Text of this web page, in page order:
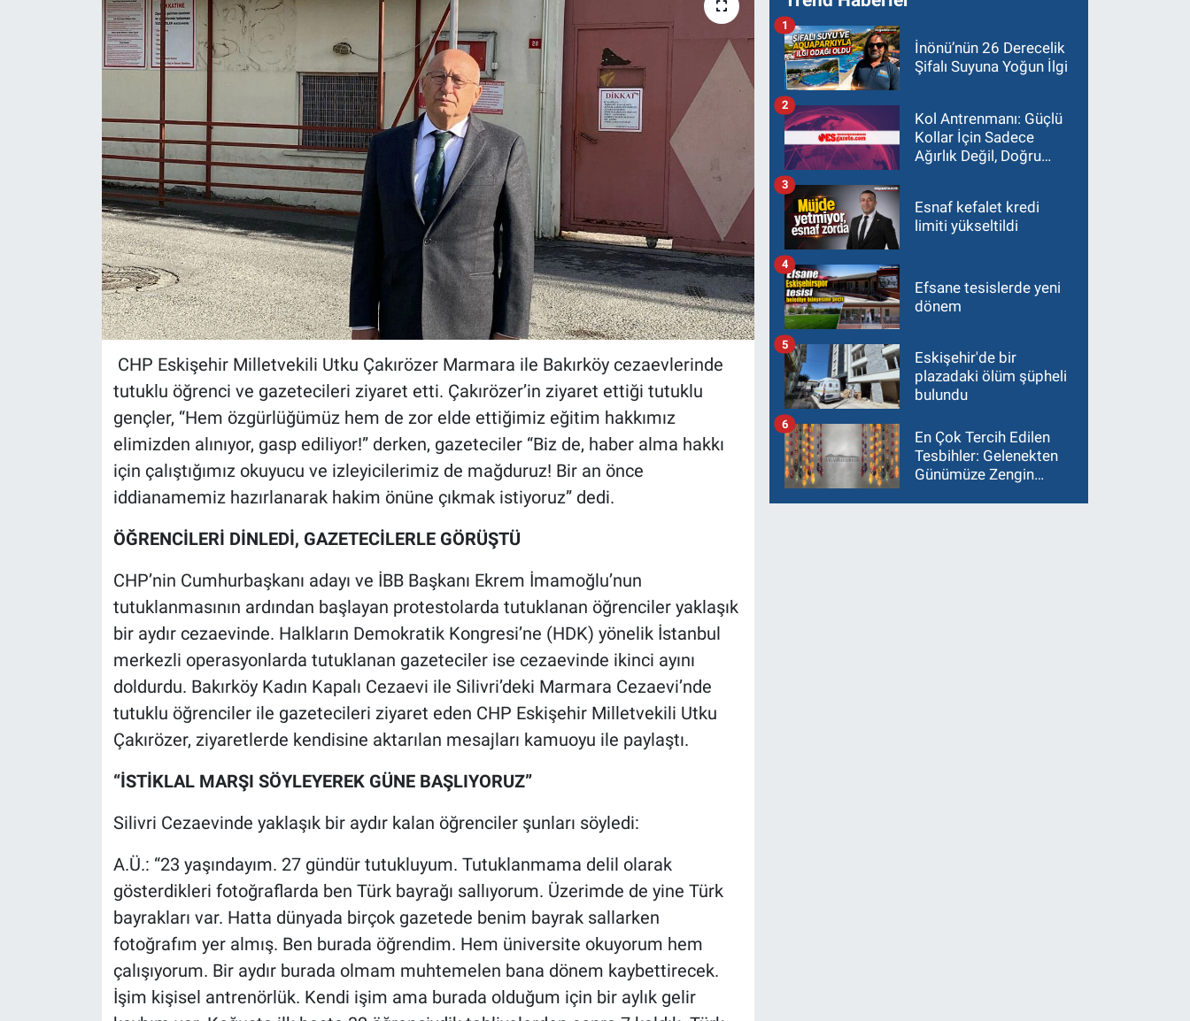
CHP Eskişehir Milletvekili Utku Çakırözer Marmara ile Bakırköy cezaevlerinde
tutuklu öğrenci ve gazetecileri ziyaret etti. Çakırözer’in ziyaret ettiği tutuklu
gençler, “Hem özgürlüğümüz hem de zor elde ettiğimiz eğitim hakkımız
elimizden alınıyor, gasp ediliyor!” derken, gazeteciler “Biz de, haber alma hakkı
için çalıştığımız okuyucu ve izleyicilerimiz de mağduruz! Bir an önce
iddianamemiz hazırlanarak hakim önüne çıkmak istiyoruz” dedi.
ÖĞRENCİLERİ DİNLEDİ, GAZETECİLERLE GÖRÜŞTÜ
CHP’nin Cumhurbaşkanı adayı ve İBB Başkanı Ekrem İmamoğlu’nun
tutuklanmasının ardından başlayan protestolarda tutuklanan öğrenciler yaklaşık
bir aydır cezaevinde. Halkların Demokratik Kongresi’ne (HDK) yönelik İstanbul
merkezli operasyonlarda tutuklanan gazeteciler ise cezaevinde ikinci ayını
doldurdu. Bakırköy Kadın Kapalı Cezaevi ile Silivri’deki Marmara Cezaevi’nde
tutuklu öğrenciler ile gazetecileri ziyaret eden CHP Eskişehir Milletvekili Utku
Çakırözer, ziyaretlerde kendisine aktarılan mesajları kamuoyu ile paylaştı.
“İSTİKLAL MARŞI SÖYLEYEREK GÜNE BAŞLIYORUZ”
Silivri Cezaevinde yaklaşık bir aydır kalan öğrenciler şunları söyledi:
A.Ü.: “23 yaşındayım. 27 gündür tutukluyum. Tutuklanmama delil olarak
gösterdikleri fotoğraflarda ben Türk bayrağı sallıyorum. Üzerimde de yine Türk
bayrakları var. Hatta dünyada birçok gazetede benim bayrak sallarken
fotoğrafım yer almış. Ben burada öğrendim. Hem üniversite okuyorum hem
çalışıyorum. Bir aydır burada olmam muhtemelen bana dönem kaybettirecek.
İşim kişisel antrenörlük. Kendi işim ama burada olduğum için bir aylık gelir
İnönü’nün 26 Derecelik
Şifalı Suyuna Yoğun İlgi
1
Kol Antrenmanı: Güçlü
Kollar İçin Sadece
Ağırlık Değil, Doğru
2
Esnaf kefalet kredi
limiti yükseltildi
3
Efsane tesislerde yeni
dönem
4
Eskişehir'de bir
plazadaki ölüm şüpheli
bulundu
5
En Çok Tercih Edilen
Tesbihler: Gelenekten
Günümüze Zengin
6
Kütahya
Bilim ve Teknoloji